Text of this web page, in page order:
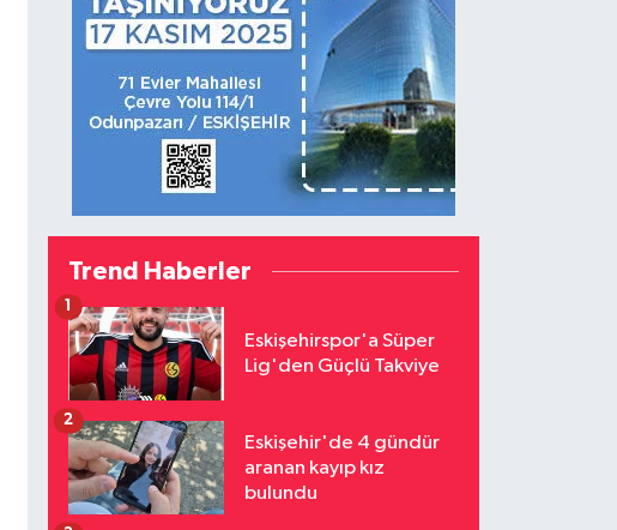
Trend Haberler
Eskişehirspor'a Süper
Lig'den Güçlü Takviye
1
Eskişehir'de 4 gündür
aranan kayıp kız
bulundu
2